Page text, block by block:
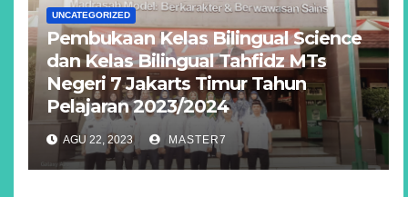
UNCATEGORIZED
Pembukaan Kelas Bilingual Science
dan Kelas Bilingual Tahfidz MTs
Negeri 7 Jakarts Timur Tahun
Pelajaran 2023/2024
AGU 22, 2023 MASTER7